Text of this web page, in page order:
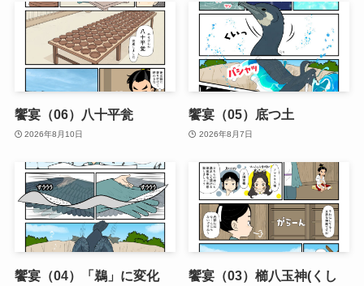
饗宴（06）八十平瓮
2026年8月10日
饗宴（05）底つ土
2026年8月7日
饗宴（04）「鵜」に変化
饗宴（03）櫛八玉神(くし